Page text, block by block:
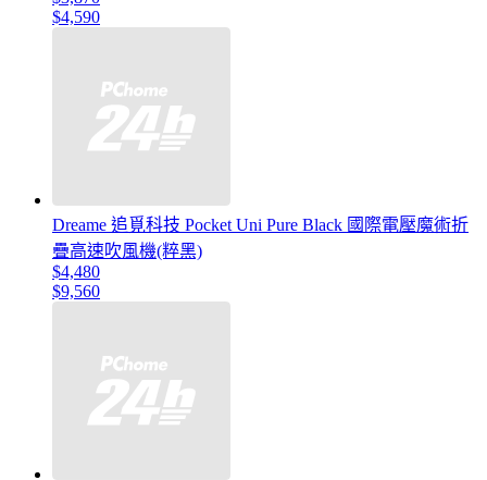
$4,590
Dreame 追覓科技 Pocket Uni Pure Black 國際電壓魔術折
疊高速吹風機(粹黑)
$4,480
$9,560